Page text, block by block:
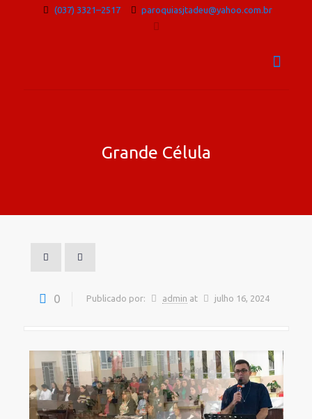
(037) 3321–2517 paroquiasjtadeu@yahoo.com.br
Grande Célula
0 Publicado por: admin at julho 16, 2024